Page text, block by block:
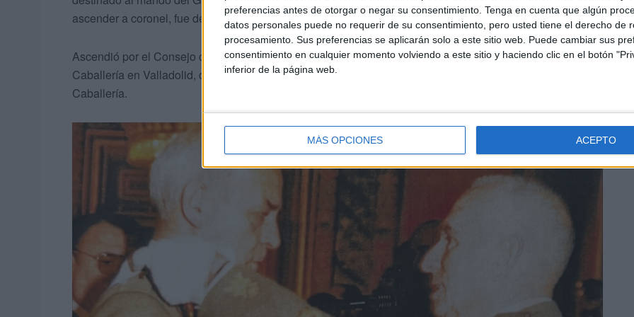
preferencias antes de otorgar o negar su consentimiento. Tenga en cuenta que algún
datos personales puede no requerir de su consentimiento, pero usted tiene el derecho de
procesamiento. Sus preferencias se aplicarán solo a este sitio web. Puede cambiar sus
consentimiento en cualquier momento volviendo a este sitio y haciendo clic en el botón
inferior de la página web.
MÁS OPCIONES ACEPTO
ascender a coronel, fue destinado como jefe de Estado Mayor de la División Acorazada Brunete nº 1.
Ascendió por el Consejo de Ministros a General de Brigada y fue nombrado director de la Academia de
Caballería en Valladolid, donde ejerció una importante labor en la formación de los futuros oficiales de
Caballería.